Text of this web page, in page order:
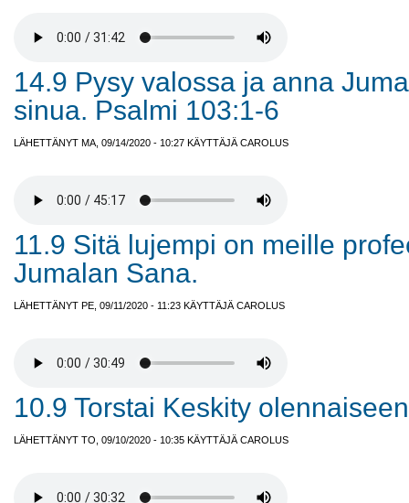
14.9 Pysy valossa ja anna
sinua. Psalmi 103:1-6
LÄHETTÄNYT MA, 09/14/2020 - 10:27 KÄYTTÄJÄ CAROLUS
11.9 Sitä lujempi on meille
Jumalan Sana.
LÄHETTÄNYT PE, 09/11/2020 - 11:23 KÄYTTÄJÄ CAROLUS
10.9 Torstai Keskity
LÄHETTÄNYT TO, 09/10/2020 - 10:35 KÄYTTÄJÄ CAROLUS